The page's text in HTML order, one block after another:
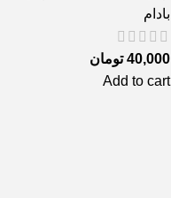
بادام
40,000 تومان
Add to cart